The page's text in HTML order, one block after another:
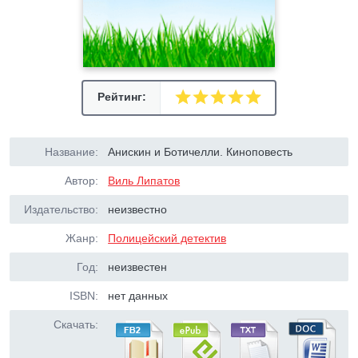
Рейтинг:
Название: Анискин и Ботичелли. Киноповесть
Автор: Виль Липатов
Издательство: неизвестно
Жанр: Полицейский детектив
Год: неизвестен
ISBN: нет данных
Скачать: